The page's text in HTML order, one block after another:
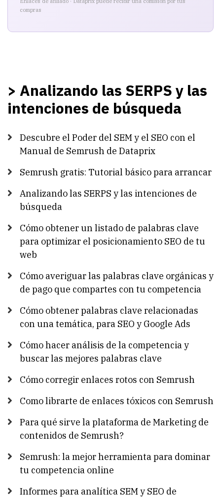
compras
> Analizando las SERPS y las
intenciones de búsqueda
Descubre el Poder del SEM y el SEO con el
Manual de Semrush de Dataprix
Semrush gratis: Tutorial básico para arrancar
Analizando las SERPS y las intenciones de
búsqueda
Cómo obtener un listado de palabras clave
para optimizar el posicionamiento SEO de tu
web
Cómo averiguar las palabras clave orgánicas y
de pago que compartes con tu competencia
Cómo obtener palabras clave relacionadas
con una temática, para SEO y Google Ads
Cómo hacer análisis de la competencia y
buscar las mejores palabras clave
Cómo corregir enlaces rotos con Semrush
Como librarte de enlaces tóxicos con Semrush
Para qué sirve la plataforma de Marketing de
contenidos de Semrush?
Semrush: la mejor herramienta para dominar
tu competencia online
Informes para analítica SEM y SEO de